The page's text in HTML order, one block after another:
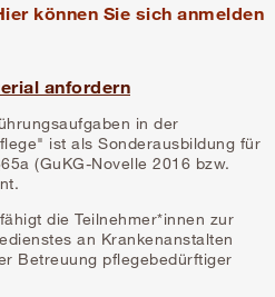
können Sie sich anmelden
anfordern
in der
ist als Sonderausbildung für
(GuKG-Novelle 2016 bzw.
die Teilnehmer*innen zur
an Krankenanstalten
Betreuung pflegebedürftiger